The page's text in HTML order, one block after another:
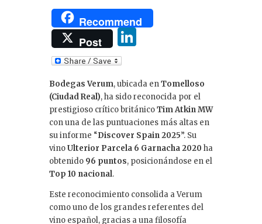
Recommend
Post
k
e
dI
n
Bodegas Verum, ubicada enTomelloso
(Ciudad Real), ha sido reconocida por el
prestigioso crítico británicoTim Atkin MW
con una de las puntuaciones más altas en
su informe “Discover Spain 2025”. Su
vinoUlterior Parcela 6 Garnacha 2020 ha
obtenido 96 puntos, posicionándose en el
Top 10 nacional.
Este reconocimiento consolida a Verum
como uno de los grandes referentes del
vino español, gracias a una filosofía